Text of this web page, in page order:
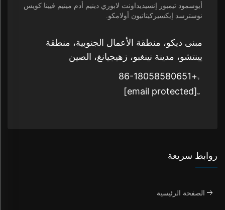
أيوسمود تيمبور إنسيديداونت لابوري دينيم أدم مينيم فيينا كويس
نوسترسد إيكسيركيتاتيون أولامكو.
مبنى ديكو، منطقة الأعمال الجنوبية، منطقة
يينتشو، مدينة نينغبو، زهيجيانغ، الصين
+86-18058580651
[email protected]
روابط سريعة
الصفحة الرئيسية